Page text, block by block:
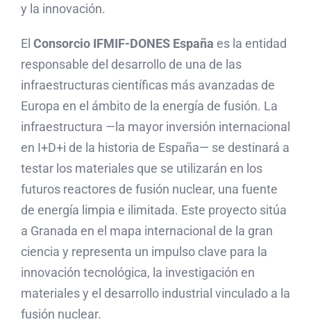
y la innovación.
El Consorcio IFMIF-DONES España es la entidad
responsable del desarrollo de una de las
infraestructuras científicas más avanzadas de
Europa en el ámbito de la energía de fusión. La
infraestructura —la mayor inversión internacional
en I+D+i de la historia de España— se destinará a
testar los materiales que se utilizarán en los
futuros reactores de fusión nuclear, una fuente
de energía limpia e ilimitada. Este proyecto sitúa
a Granada en el mapa internacional de la gran
ciencia y representa un impulso clave para la
innovación tecnológica, la investigación en
materiales y el desarrollo industrial vinculado a la
fusión nuclear.